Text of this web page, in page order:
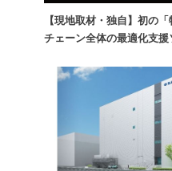
【現地取材・独自】初の
チェーン全体の最適化支